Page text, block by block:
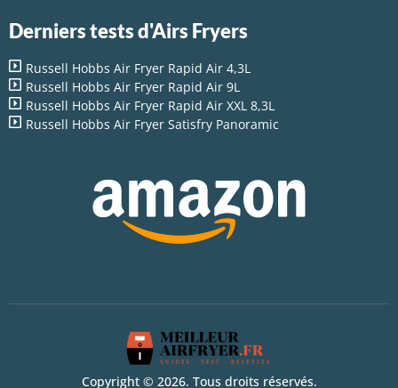
Derniers tests d'Airs Fryers
Russell Hobbs Air Fryer Rapid Air 4,3L
Russell Hobbs Air Fryer Rapid Air 9L
Russell Hobbs Air Fryer Rapid Air XXL 8,3L
Russell Hobbs Air Fryer Satisfry Panoramic
Copyright © 2026. Tous droits réservés.